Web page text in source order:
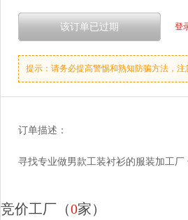
登
提示：请务必提高警惕和熟知防骗方法，
订单描述：
寻找专业做男款工装衬衫的服装加工厂
竞价工厂（0家）